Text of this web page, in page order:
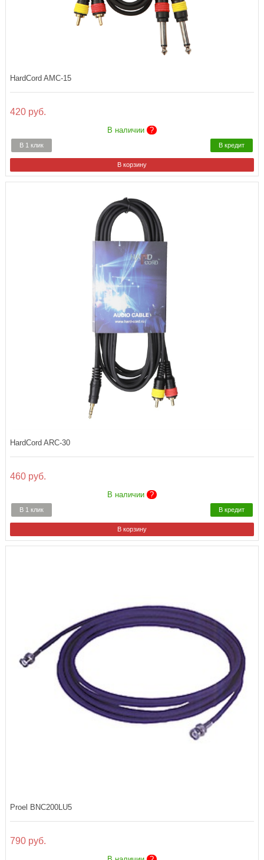
HardCord AMC-15
420 руб.
В наличии ?
В 1 клик В кредит
HardCord ARC-30
460 руб.
В наличии ?
В 1 клик В кредит
Proel BNC200LU5
790 руб.